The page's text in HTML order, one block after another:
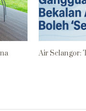
Air Selangor: